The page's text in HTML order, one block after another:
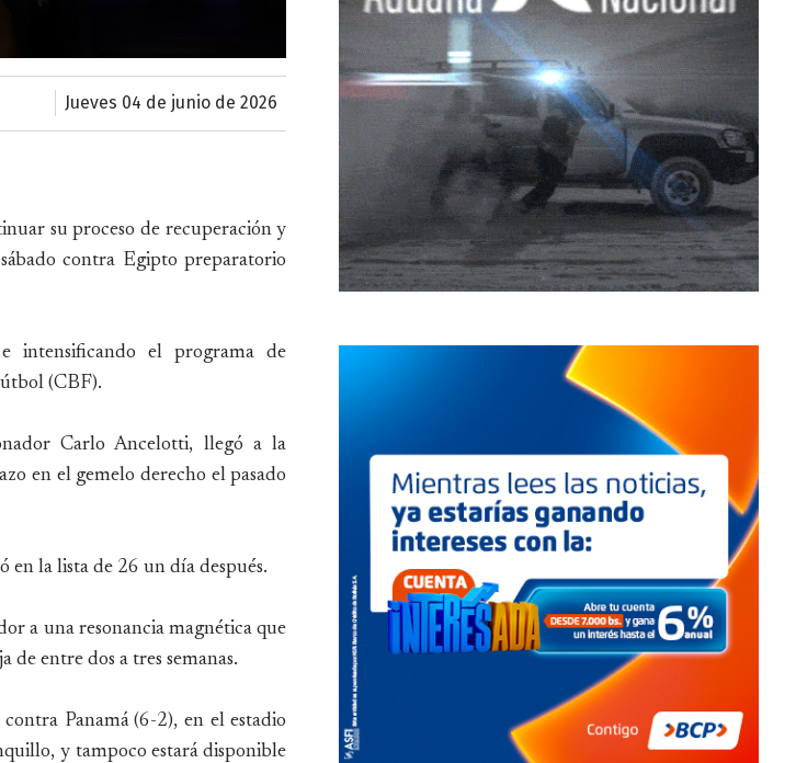
jueves 04 de junio de 2026
su proceso de recuperación y
contra Egipto preparatorio
intensificando el programa de
(CBF).
Carlo Ancelotti, llegó a la
en el gemelo derecho el pasado
la lista de 26 un día después.
a una resonancia magnética que
entre dos a tres semanas.
Panamá (6-2), en el estadio
y tampoco estará disponible